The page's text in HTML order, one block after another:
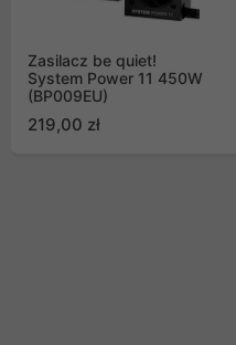
Zasilacz be quiet!
System Power 11 450W
(BP009EU)
219,00 zł